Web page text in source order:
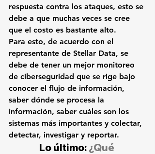
respuesta contra los ataques, esto se
debe a que muchas veces se cree
que el costo es bastante alto.
Para esto, de acuerdo con el
representante de Stellar Data, se
debe de tener un mejor monitoreo
de ciberseguridad que se rige bajo
conocer el flujo de información,
saber dónde se procesa la
información, saber cuáles son los
sistemas más importantes y colectar,
detectar, investigar y reportar.
Lo último: ¿Qué